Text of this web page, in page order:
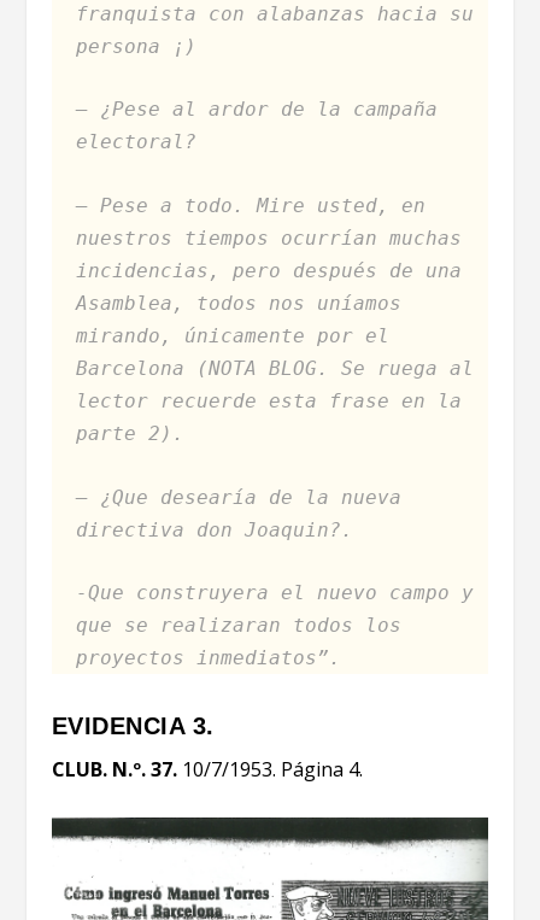
franquista con alabanzas hacia su
persona ¡)
– ¿Pese al ardor de la campaña
electoral?
– Pese a todo. Mire usted, en
nuestros tiempos ocurrían muchas
incidencias, pero después de una
Asamblea, todos nos uníamos
mirando, únicamente por el
Barcelona (NOTA BLOG. Se ruega al
lector recuerde esta frase en la
parte 2).
– ¿Que desearía de la nueva
directiva don Joaquin?.
-Que construyera el nuevo campo y
que se realizaran todos los
proyectos inmediatos”.
EVIDENCIA 3.
CLUB. N.º. 37.10/7/1953. Página 4.